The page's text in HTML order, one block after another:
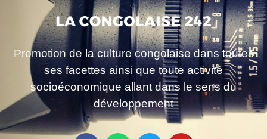
Promotion de la culture congolaise dans toutes
ses facettes ainsi que toute activité
socioéconomique allant dans le sens du
développement